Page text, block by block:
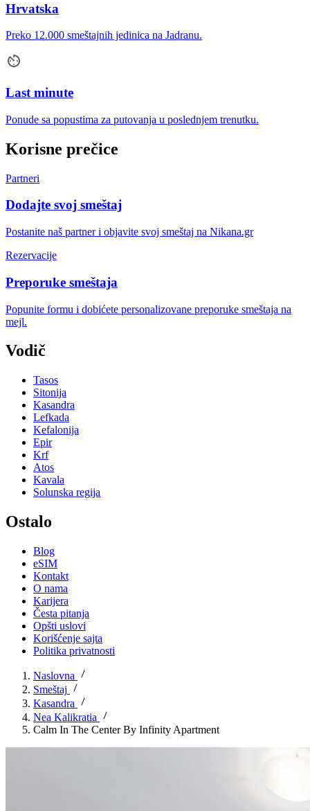
Hrvatska
Preko 12.000 smeštajnih jedinica na Jadranu.
Last minute
Ponude sa popustima za putovanja u poslednjem trenutku.
Korisne prečice
Partneri
Dodajte svoj smeštaj
Postanite naš partner i objavite svoj smeštaj na Nikana.gr
Rezervacije
Preporuke smeštaja
Popunite formu i dobićete personalizovane preporuke smeštaja na
mejl.
Vodič
Tasos
Sitonija
Kasandra
Lefkada
Kefalonija
Epir
Krf
Atos
Kavala
Solunska regija
Ostalo
Blog
eSIM
Kontakt
O nama
Karijera
Česta pitanja
Opšti uslovi
Korišćenje sajta
Politika privatnosti
Naslovna
Smeštaj
Kasandra
Nea Kalikratia
Calm In The Center By Infinity Apartment